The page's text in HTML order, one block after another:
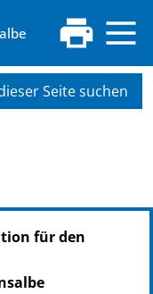
Seite suchen
für den